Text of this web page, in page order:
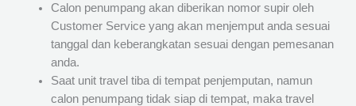
Calon penumpang akan diberikan nomor supir oleh
Customer Service yang akan menjemput anda sesuai
tanggal dan keberangkatan sesuai dengan pemesanan
anda.
Saat unit travel tiba di tempat penjemputan, namun
calon penumpang tidak siap di tempat, maka travel